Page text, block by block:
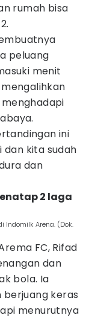
rumah bisa
peluang
menit
ini
dan kita sudah
dan
2 laga
Indomilk Arena. (Dok.
FC, Rifad
dan
bola. Ia
berjuang keras
menurutnya